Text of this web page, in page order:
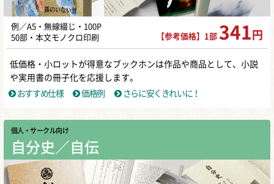
例／A5・無線綴じ・100P
50部・本文モノクロ印刷
【参考価格】1部 341 円
低価格・小ロットが得意なブックホンは作品や商品として、小説
や実用書の冊子化を応援します。
おすすめ仕様
価格例 さらに安くきれいに！
個人・サークル向け
自分史／自伝